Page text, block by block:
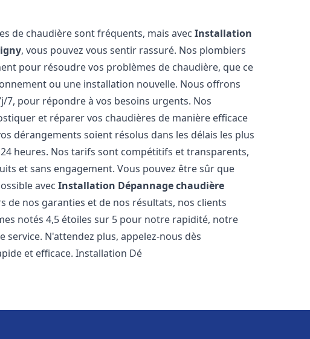
de chaudière sont fréquents, mais avecInstallation
, vous pouvez vous sentir rassuré. Nos plombiers
pour résoudre vos problèmes de chaudière, que ce
ou une installation nouvelle. Nous offrons
7, pour répondre à vos besoins urgents. Nos
et réparer vos chaudières de manière efficace
dérangements soient résolus dans les délais les plus
heures. Nos tarifs sont compétitifs et transparents,
et sans engagement. Vous pouvez être sûr que
avecInstallation Dépannage chaudière
de nos garanties et de nos résultats, nos clients
notés 4,5 étoiles sur 5 pour notre rapidité, notre
N'attendez plus, appelez-nous dès
et efficace. Installation Dé